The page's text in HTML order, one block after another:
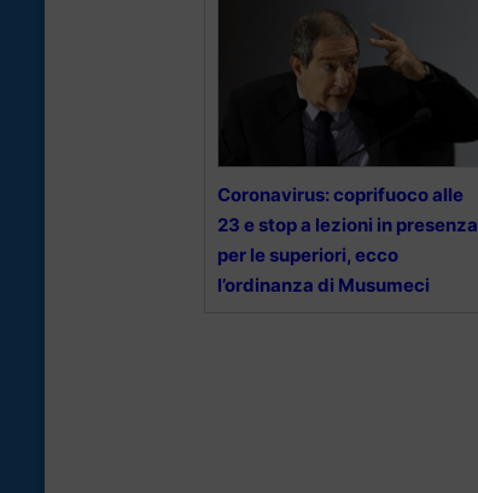
Coronavirus: coprifuoco alle
23 e stop a lezioni in presenza
per le superiori, ecco
l’ordinanza di Musumeci